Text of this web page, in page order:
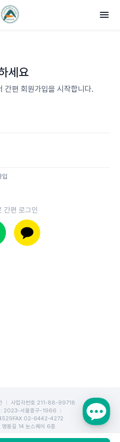
세요
간편 회원가입을 시작합니다.
입
간편 로그인
사업자번호 211-88-99718
: 2023-서울중구-1966
FAX 02-6442-4272
명동길 14 눈스퀘어 6층
Corp. All rights reserved.